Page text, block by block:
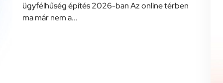
ügyfélhűség építés 2026-ban Az online térben
ma már nem a...